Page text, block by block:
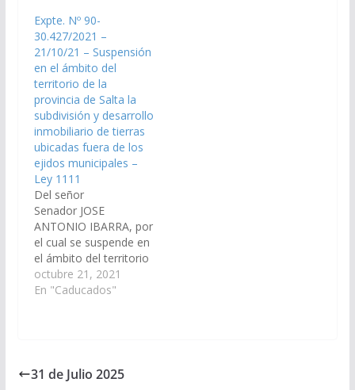
Expte. Nº 90-
30.427/2021 –
21/10/21 – Suspensión
en el ámbito del
territorio de la
provincia de Salta la
subdivisión y desarrollo
inmobiliario de tierras
ubicadas fuera de los
ejidos municipales –
Ley 1111
Del señor
Senador JOSE
ANTONIO IBARRA, por
el cual se suspende en
el ámbito del territorio
de la provincia de Salta
la subdivisión y
cuenten con previa
factibilidad de servicios
octubre 21, 2021
En "Caducados"
31 de Julio 2025